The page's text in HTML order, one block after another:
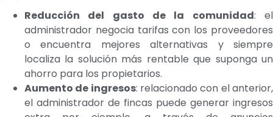
Reducción del gasto de la comunidad: el
administrador negocia tarifas con los proveedores
o encuentra mejores alternativas y siempre
localiza la solución más rentable que suponga un
ahorro para los propietarios.
Aumento de ingresos: relacionado con el anterior,
el administrador de fincas puede generar ingresos